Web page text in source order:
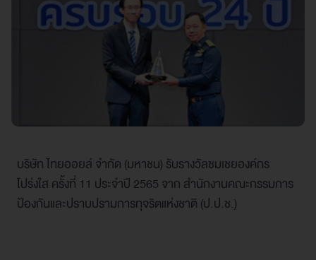
บริษัท ไทยออยล์ จำกัด (มหาชน) รับรางวัลชมเชยองค์กร
โปร่งใส ครั้งที่ 11 ประจำปี 2565 จาก สำนักงานคณะกรรมการ
ป้องกันและปราบปรามการทุจริตแห่งชาติ (ป.ป.ช.)